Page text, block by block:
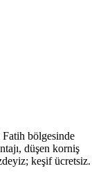
bölgesinde
düşen korniş
keşif ücretsiz.